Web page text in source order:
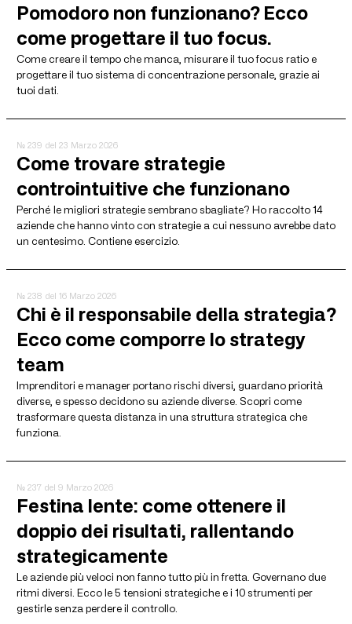
Pomodoro non funzionano? Ecco
come progettare il tuo focus.
Come creare il tempo che manca, misurare il tuo focus ratio e
progettare il tuo sistema di concentrazione personale, grazie ai
tuoi dati.
№ 239 del 23 Marzo 2026
Come trovare strategie
controintuitive che funzionano
Perché le migliori strategie sembrano sbagliate? Ho raccolto 14
aziende che hanno vinto con strategie a cui nessuno avrebbe dato
un centesimo. Contiene esercizio.
№ 238 del 16 Marzo 2026
Chi è il responsabile della strategia?
Ecco come comporre lo strategy
team
Imprenditori e manager portano rischi diversi, guardano priorità
diverse, e spesso decidono su aziende diverse. Scopri come
trasformare questa distanza in una struttura strategica che
funziona.
№ 237 del 9 Marzo 2026
Festina lente: come ottenere il
doppio dei risultati, rallentando
strategicamente
Le aziende più veloci non fanno tutto più in fretta. Governano due
ritmi diversi. Ecco le 5 tensioni strategiche e i 10 strumenti per
gestirle senza perdere il controllo.